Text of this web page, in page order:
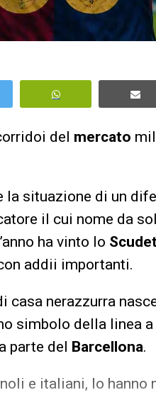
del mercato
la situazione di un
il cui nome da
ha vinto lo
addii importanti.
casa nerazzurra
simbolo della linea
parte del Barcellona.
e italiani, lo